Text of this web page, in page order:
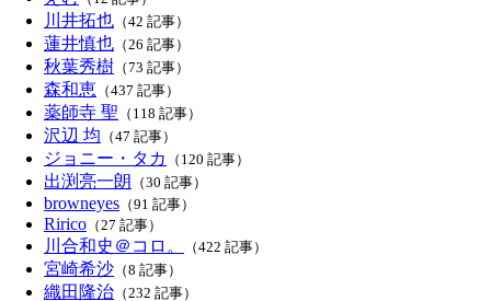
川井拓也 （42 記事）
蓮井慎也 （26 記事）
秋葉秀樹 （73 記事）
森和恵 （437 記事）
薬師寺 聖 （118 記事）
沢辺 均 （47 記事）
ジョニー・タカ （120 記事）
出渕亮一朗 （30 記事）
browneyes （91 記事）
Ririco （27 記事）
川合和史＠コロ。 （422 記事）
宮崎希沙 （8 記事）
織田隆治 （232 記事）